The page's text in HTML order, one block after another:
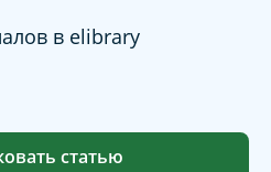
в elibrary
статью